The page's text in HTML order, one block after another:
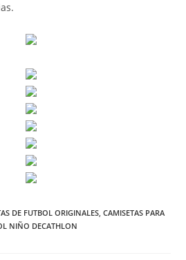
DE FUTBOL ORIGINALES, CAMISETAS PARA
NIÑO DECATHLON